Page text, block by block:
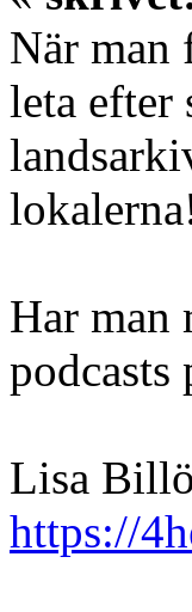
När man
leta efter
Har man
podcasts
Lisa
https://